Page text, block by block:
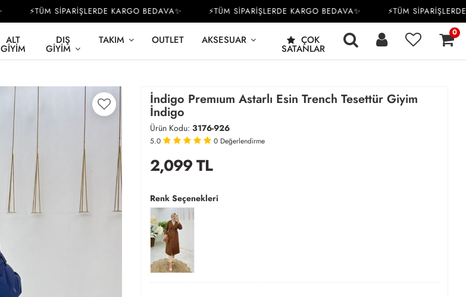
⚡TÜM SİPARİŞLERDE KARGO BEDAVA✨ ⚡TÜM SİPARİŞLERDE KARGO BEDAVA✨ ⚡TÜM SİPARİŞLERDE
ALT
GIYIM
DIŞ
GIYIM
TAKIM OUTLET AKSESUAR ÇOK
SATANLAR
0
İndigo Premıum Astarlı Esin Trench Tesettür Giyim
İndigo
Ürün Kodu: 3176-926
5.0 0 Değerlendirme
2,099TL
Renk Seçenekleri